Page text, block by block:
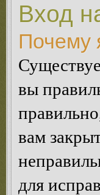
Вход
Почему
вы
вам
для